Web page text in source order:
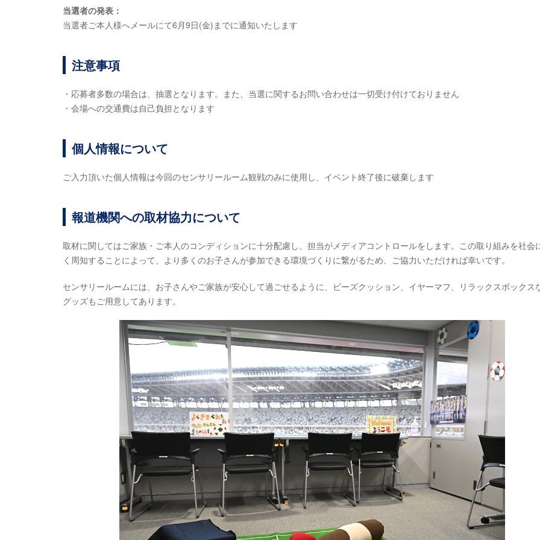
当選者の発表：
当選者ご本人様へメールにて6月9日(金)までに通知いたします
注意事項
・応募者多数の場合は、抽選となります。また、当選に関するお問い合わせは一切受け付けておりません
・会場への交通費は自己負担となります
個人情報について
ご入力頂いた個人情報は今回のセンサリールーム観戦のみに使用し、イベント終了後に破棄します
報道機関への取材協力について
取材に関してはご家族・ご本人のコンディションに十分配慮し、担当がメディアコントロールをします。この取り組みを社会
く周知することによって、より多くのお子さんが参加できる環境づくりに繋がるため、ご協力いただければ幸いです。
センサリールームには、お子さんやご家族が安心して過ごせるように、ビーズクッション、イヤーマフ、リラックスボックス
グッズもご用意してあります。